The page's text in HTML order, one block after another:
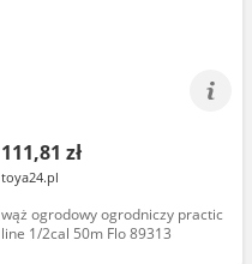
111,81 zł
toya24.pl
wąż ogrodowy ogrodniczy practic
line 1/2cal 50m Flo 89313